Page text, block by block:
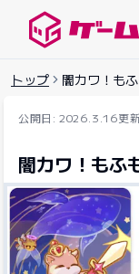
トップ 闇カワ！も
公開日: 2026.3.16更
闇カワ！もふ